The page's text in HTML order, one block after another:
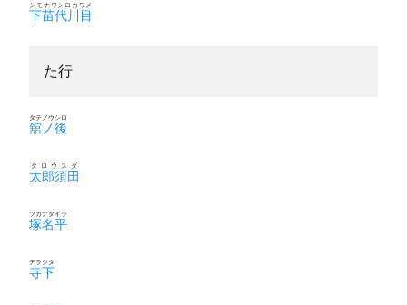
下苗代川目
シモナワシロカワメ
た行
舘ノ後
タテノウシロ
太郎須田
タロウスダ
塚名平
ツカナタイラ
寺下
テラシタ